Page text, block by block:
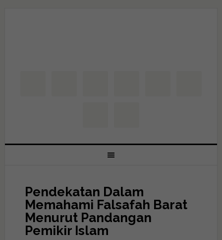
Pendekatan Dalam
Memahami Falsafah Barat
Menurut Pandangan
Pemikir Islam